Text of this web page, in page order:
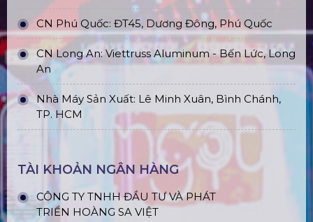
CN Phú Quốc: ĐT45, Dương Đông, Phú Quốc
CN Long An: Viettruss Aluminum - Bến Lức, Long
An
Nhà Máy Sản Xuất: Lê Minh Xuân, Bình Chánh,
TP. HCM
TÀI KHOẢN NGÂN HÀNG
CÔNG TY TNHH ĐẦU TƯ VÀ PHÁT
TRIỂN HOÀNG SA VIỆT